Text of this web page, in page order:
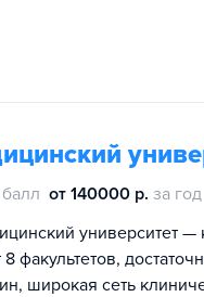
от 140000 р. за год
университет
факультетов,
широкая сеть